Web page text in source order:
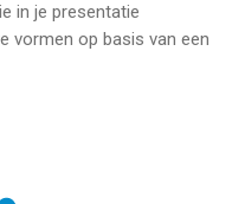
en indrukwekkende
zodra je animaties aan
in je presentatie
vormen op basis van een
je presentatie
nieuwe overgangen en
vegen,